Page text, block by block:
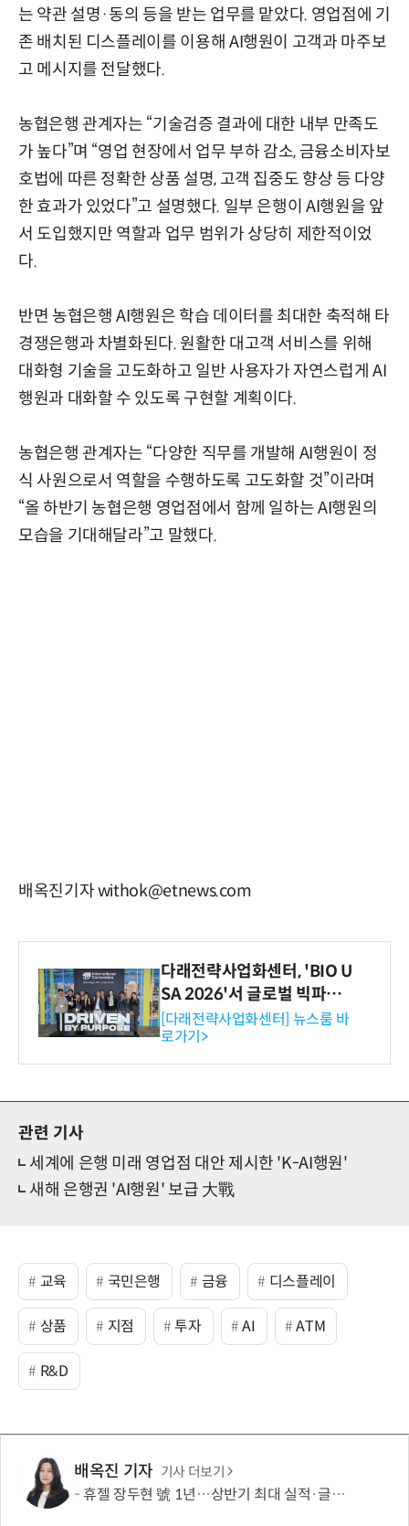
는 약관 설명·동의 등을 받는 업무를 맡았다. 영업점에 기
존 배치된 디스플레이를 이용해 AI행원이 고객과 마주보
고 메시지를 전달했다.
농협은행 관계자는 “기술검증 결과에 대한 내부 만족도
가 높다”며 “영업 현장에서 업무 부하 감소, 금융소비자보
호법에 따른 정확한 상품 설명, 고객 집중도 향상 등 다양
한 효과가 있었다”고 설명했다. 일부 은행이 AI행원을 앞
서 도입했지만 역할과 업무 범위가 상당히 제한적이었
다.
반면 농협은행 AI행원은 학습 데이터를 최대한 축적해 타
경쟁은행과 차별화된다. 원활한 대고객 서비스를 위해
대화형 기술을 고도화하고 일반 사용자가 자연스럽게 AI
행원과 대화할 수 있도록 구현할 계획이다.
농협은행 관계자는 “다양한 직무를 개발해 AI행원이 정
식 사원으로서 역할을 수행하도록 고도화할 것”이라며
“올 하반기 농협은행 영업점에서 함께 일하는 AI행원의
모습을 기대해달라”고 말했다.
배옥진기자 withok@etnews.com
다래전략사업화센터, 'BIO U
SA 2026'서 글로벌 빅파마
와의 비즈니스 미팅 지원…K
-바이오 해외 진출 교두보 확
보
[다래전략사업화센터] 뉴스룸 바
로가기>
관련 기사
세계에 은행 미래 영업점 대안 제시한 'K-AI행원'
새해 은행권 'AI행원' 보급 大戰
교육 국민은행 금융 디스플레이
상품 지점 투자 AI ATM
R&D
배옥진 기자 기사 더보기
휴젤 장두현 號 1년…상반기 최대 실적·글로벌 성장 본궤도